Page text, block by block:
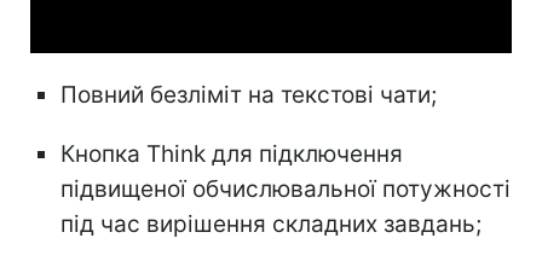
Повний безліміт на текстові чати;
Кнопка Think для підключення
підвищеної обчислювальної потужності
під час вирішення складних завдань;